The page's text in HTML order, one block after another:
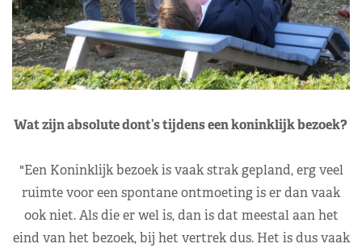
Wat zijn absolute dont’s tijdens een koninklijk bezoek?
"Een Koninklijk bezoek is vaak strak gepland, erg veel
ruimte voor een spontane ontmoeting is er dan vaak
ook niet. Als die er wel is, dan is dat meestal aan het
eind van het bezoek, bij het vertrek dus. Het is dus vaak